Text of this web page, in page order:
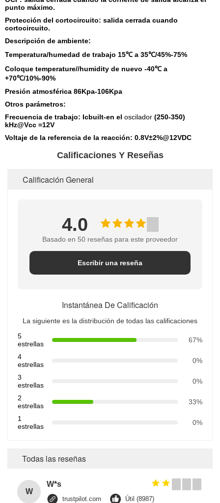
punto máximo.
Protección del cortocircuito: salida cerrada cuando
cortocircuito.
Descripción de ambiente:
Temperatura/humedad de trabajo 15℃ a 35℃/45%-75%
Coloque temperature//humidity de nuevo -40℃ a
+70℃/10%-90%
Presión atmosférica 86Kpa-106Kpa
Otros parámetros:
Frecuencia de trabajo: Icbuilt-en el oscilador (250-350)
kHz@Vcc =12V
Voltaje de la referencia de la reacción: 0.8V±2%@12VDC
Calificaciones Y Reseñas
Calificación General
4.0
Basado en 50 reseñas para este proveedor
Escribir una reseña
Instantánea De Calificación
La siguiente es la distribución de todas las calificaciones
5
estrellas
67%
4
estrellas
0%
3
estrellas
0%
2
estrellas
33%
1
estrellas
0%
Todas las reseñas
W
W*s
trustpilot.com Útil (8987)